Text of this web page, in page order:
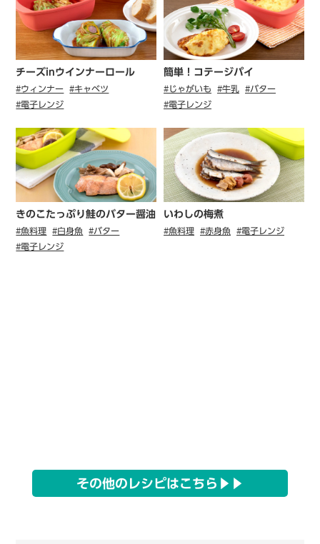
チーズinウインナーロール
#ウィンナー
#キャベツ
#電子レンジ
簡単！コテージパイ
#じゃがいも #牛乳
#バター
#電子レンジ
きのこたっぷり鮭のバター醤油
#魚料理 #白身魚
#バター
#電子レンジ
いわしの梅煮
#魚料理 #赤身魚 #電子レンジ
その他のレシピはこちら▶▶